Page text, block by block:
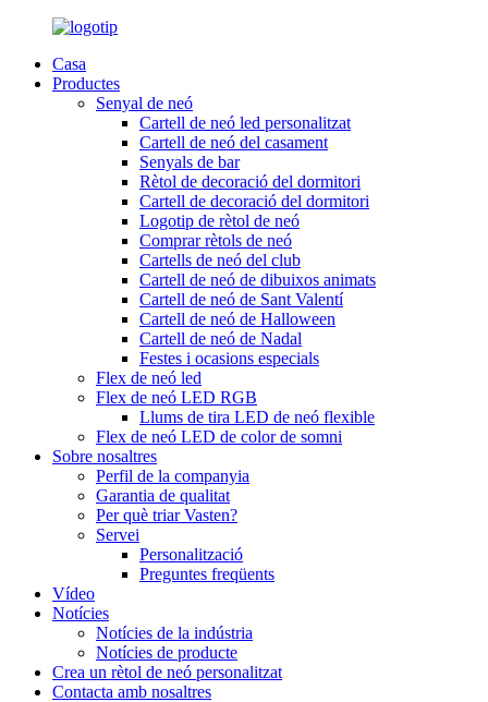
Casa
Productes
Senyal de neó
Cartell de neó led personalitzat
Cartell de neó del casament
Senyals de bar
Rètol de decoració del dormitori
Cartell de decoració del dormitori
Logotip de rètol de neó
Comprar rètols de neó
Cartells de neó del club
Cartell de neó de dibuixos animats
Cartell de neó de Sant Valentí
Cartell de neó de Halloween
Cartell de neó de Nadal
Festes i ocasions especials
Flex de neó led
Flex de neó LED RGB
Llums de tira LED de neó flexible
Flex de neó LED de color de somni
Sobre nosaltres
Perfil de la companyia
Garantia de qualitat
Per què triar Vasten?
Servei
Personalització
Preguntes freqüents
Vídeo
Notícies
Notícies de la indústria
Notícies de producte
Crea un rètol de neó personalitzat
Contacta amb nosaltres